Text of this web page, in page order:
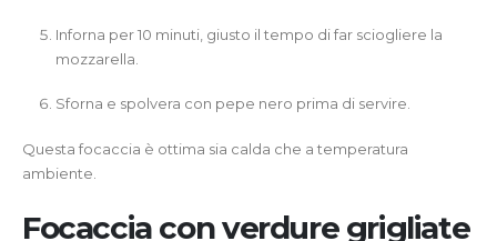
Inforna per 10 minuti, giusto il tempo di far sciogliere la
mozzarella.
Sforna e spolvera con pepe nero prima di servire.
Questa focaccia è ottima sia calda che a temperatura
ambiente.
Focaccia con verdure grigliate